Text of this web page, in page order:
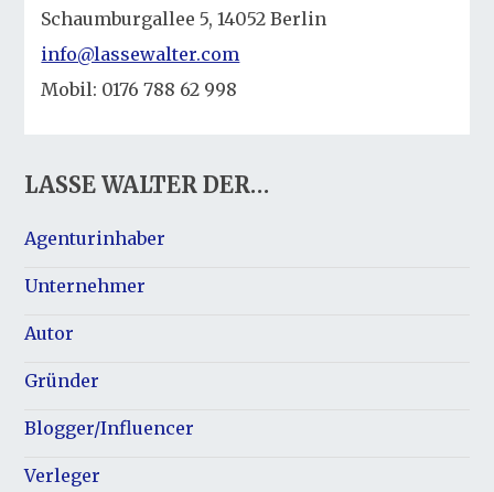
Schaumburgallee 5, 14052 Berlin
info@lassewalter.com
Mobil: 0176 788 62 998
LASSE WALTER DER…
Agenturinhaber
Unternehmer
Autor
Gründer
Blogger/Influencer
Verleger